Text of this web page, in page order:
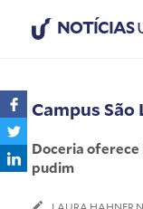
NOTÍCIAS
Campus
Doceria oferece
pudim